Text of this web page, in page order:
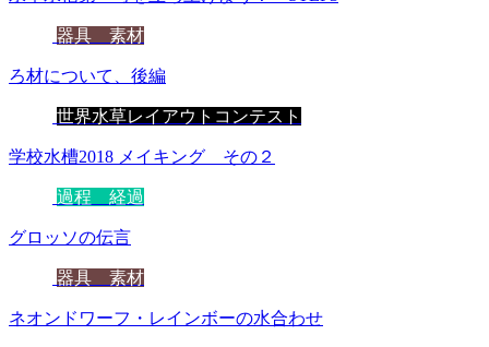
器具 素材
ろ材について、後編
世界水草レイアウトコンテスト
学校水槽2018 メイキング その２
過程 経過
グロッソの伝言
器具 素材
ネオンドワーフ・レインボーの水合わせ